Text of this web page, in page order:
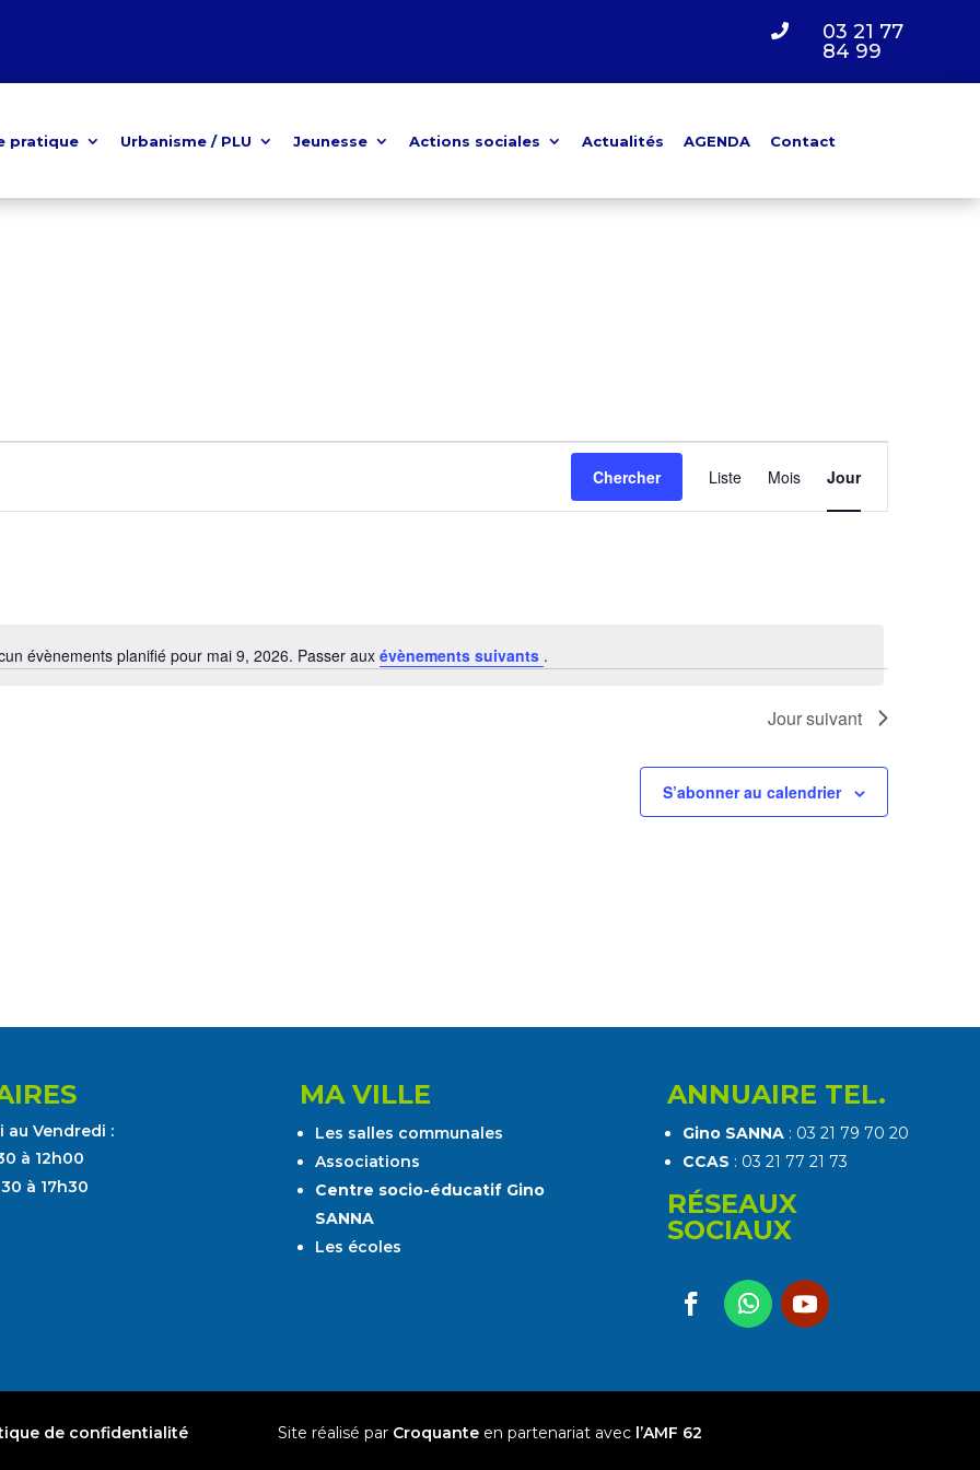

03 21 77
84 99
pratique Urbanisme / PLU Jeunesse Actions sociales Actualités AGENDA Contact
Notice
évènements planifié pour mai 9, 2026. Passer aux évènements suivants .
Chercher
de
Liste Mois Jour
Jour suivant
S’abonner au calendrier
au Vendredi :
à 12h00
à 17h30
MA VILLE
Les salles communales
Associations
Centre socio-éducatif Gino
SANNA
Les écoles
ANNUAIRE TEL.
Gino SANNA : 03 21 79 70 20
CCAS : 03 21 77 21 73
RÉSEAUX
SOCIAUX
de confidentialité Site réalisé par Croquanteen partenariat avec l’AMF 62